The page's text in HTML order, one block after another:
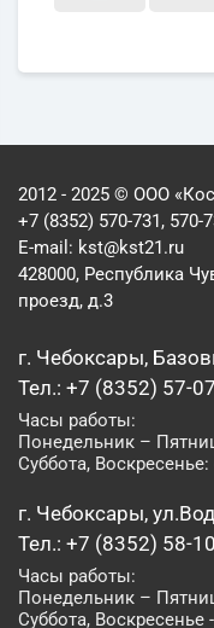
2012 - 2025 © ООО
+7 (8352) 570-731, 570-
E-mail: kst@kst21.ru
428000, Республика
проезд, д.3
г. Чебоксары,
Тел.: +7 (8352) 57-
Часы работы:
Понедельник –
Суббота,
г. Чебоксары,
Тел.: +7 (8352) 58-
Часы работы:
Понедельник –
Суббота,